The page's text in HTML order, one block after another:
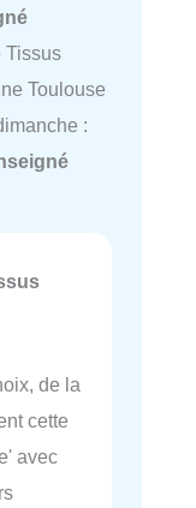
Tissus
Toulouse
:
de la
cette
avec